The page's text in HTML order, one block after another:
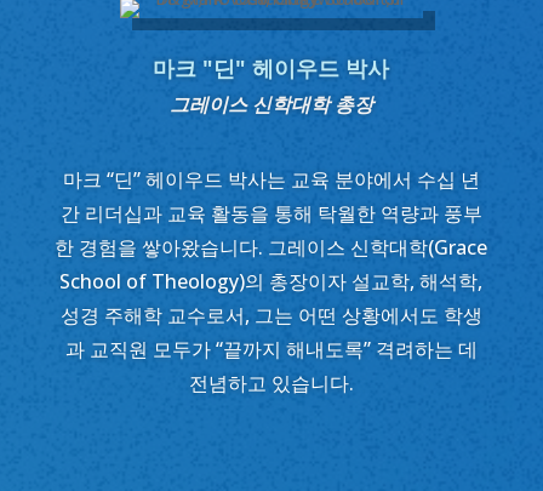
마크 "딘" 헤이우드 박사
그레이스 신학대학 총장
마크 “딘” 헤이우드 박사는 교육 분야에서 수십 년
간 리더십과 교육 활동을 통해 탁월한 역량과 풍부
한 경험을 쌓아왔습니다. 그레이스 신학대학(Grace
School of Theology)의 총장이자 설교학, 해석학,
성경 주해학 교수로서, 그는 어떤 상황에서도 학생
과 교직원 모두가 “끝까지 해내도록” 격려하는 데
전념하고 있습니다.